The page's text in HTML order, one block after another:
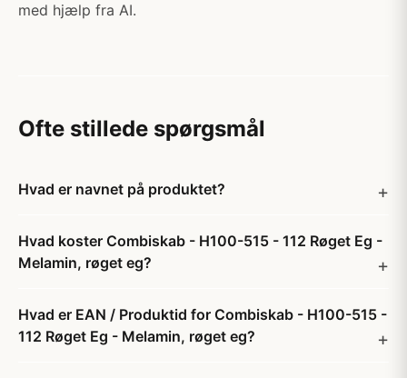
med hjælp fra AI.
Ofte stillede spørgsmål
Hvad er navnet på produktet?
Hvad koster Combiskab - H100-515 - 112 Røget Eg -
Melamin, røget eg?
Hvad er EAN / Produktid for Combiskab - H100-515 -
112 Røget Eg - Melamin, røget eg?